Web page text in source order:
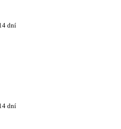
dní
dní